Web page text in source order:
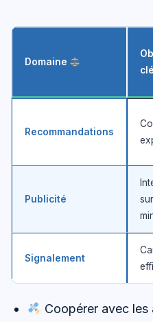
Domaine
clé
Recommandations
Publicité
sur
Signalement
Coopérer avec